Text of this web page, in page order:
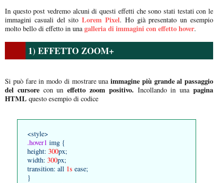
In questo post vedremo alcuni di questi effetti che sono stati testati con le
immagini casuali del sitoLorem Pixel. Ho già presentato un esempio
molto bello di effetto in unagalleria di immagini con effetto hover.
1) EFFETTO ZOOM+
Si può fare in modo di mostrare una immagine più grande al passaggio
del cursore con un effetto zoom positivo. Incollando in unapagina
HTML questo esempio di codice
<style>
.hover1 img {
height: 300px;
width: 300px;
transition: all 1s ease;
}